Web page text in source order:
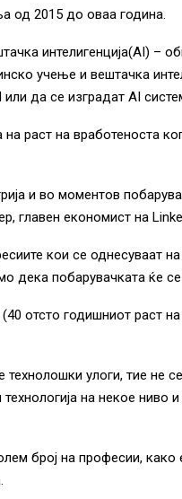
од 2015 до оваа година.
интелигенција(AI) –
учење и вештачка
да се изградат AI
раст на вработеноста
и во моментов
главен економист на
кои се однесуваат
дека побарувачката ќе се
отсто годишниот раст
улоги, тие не
на некое
број на професии,